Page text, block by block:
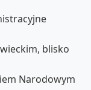
blisko
Narodowym